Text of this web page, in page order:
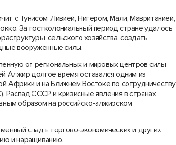
с Тунисом, Ливией, Нигером, Мали, Мавританией,
За постколониальный период стране удалось
сельского хозяйства, создать
вооруженные силы.
от региональных и мировых центров силы
Алжир долгое время оставался одним из
Африки и на Ближнем Востоке по сотрудничеству
Распад СССР и кризисные явления в странах
образом на российско-алжирском
спад в торгово-экономических и других
и наращиванию.